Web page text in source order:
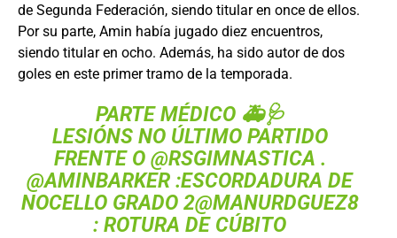
de Segunda Federación, siendo titular en once de ellos.
Por su parte, Amin había jugado diez encuentros,
siendo titular en ocho. Además, ha sido autor de dos
goles en este primer tramo de la temporada.
PARTE MÉDICO 🚑🩺
LESIÓNS NO ÚLTIMO PARTIDO
FRENTE O @RSGIMNASTICA .
@AMINBARKER :ESCORDADURA DE
NOCELLO GRADO 2@MANURDGUEZ8
: ROTURA DE CÚBITO